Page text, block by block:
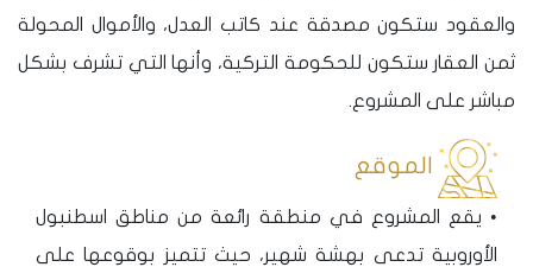
والعقود ستكون مصدقة عند كاتب العدل، والأموال المحولة
ثمن العقار ستكون للحكومة التركية، وأنها التي تشرف بشكل
مباشر على المشروع.
الموقع
• يقع المشروع في منطقة رائعة من مناطق اسطنبول
الأوروبية تدعى بهشة شهير، حيث تتميز بوقوعها على